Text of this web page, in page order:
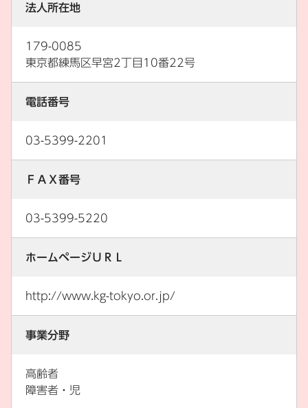
法人所在地
179-0085
東京都練馬区早宮2丁目10番22号
電話番号
03-5399-2201
ＦＡＸ番号
03-5399-5220
ホームページＵＲＬ
http://www.kg-tokyo.or.jp/
事業分野
高齢者
障害者・児